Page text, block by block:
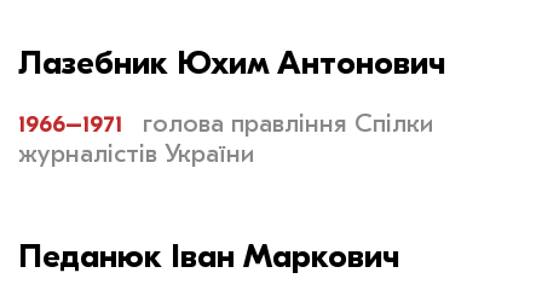
Лазебник Юхим Антонович
1966–1971
голова правління Спілки
журналістів України
Педанюк Іван Маркович